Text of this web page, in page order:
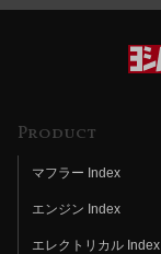
Product
マフラー Index
エンジン Index
エレクトリカル Index